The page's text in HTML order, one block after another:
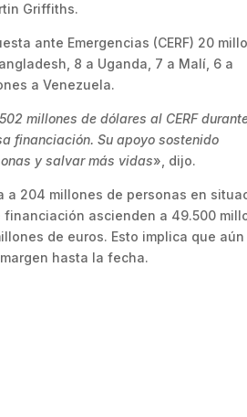
Griffiths.
ante Emergencias (CERF) 20
8 a Uganda, 7 a Malí, 6 a
a Venezuela.
millones de dólares al CERF
financiación. Su apoyo sostenido
y salvar más vidas», dijo.
a 204 millones de personas en
ascienden a 49.500
de euros. Esto implica que aún
hasta la fecha.